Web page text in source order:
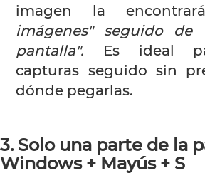
imagen la
imágenes" seguido de
pantalla". Es ideal
capturas seguido sin
dónde pegarlas.
3. Solo una parte de la
Windows + Mayús + S